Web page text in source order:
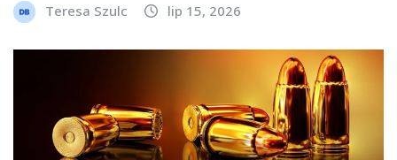
Teresa Szulc lip 15, 2026